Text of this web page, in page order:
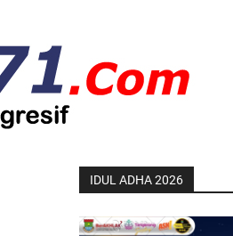
IDUL ADHA 2026